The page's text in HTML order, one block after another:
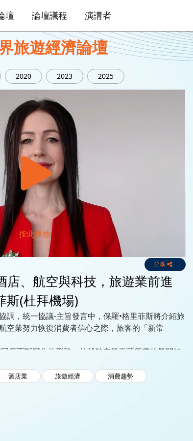
壇 論壇議程 演講者
旅遊經濟論壇
2020 2023 2025
分享
店、航空與科技，旅遊業前進
斯(杜拜機場)
調，統一協議-主旨發言中，保羅•格里菲斯將介紹旅
空業努力恢復消費者信心之際，旅客的「新常
應不斷變化的形勢，並就航空業復蘇所需的最關鍵
酒店業 旅遊經濟
消費趨勢